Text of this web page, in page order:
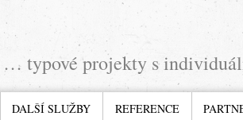
… typové projekty s
DALŠÍ SLUŽBY REFERENCE